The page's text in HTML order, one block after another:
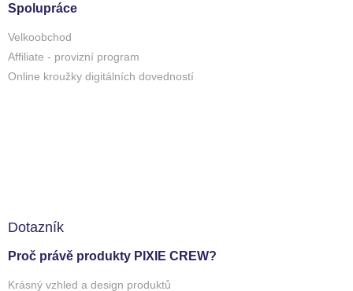
Spolupráce
Velkoobchod
Affiliate - provizní program
Online kroužky digitálních dovedností
Dotazník
Proč právě produkty PIXIE CREW?
Krásný vzhled a design produktů